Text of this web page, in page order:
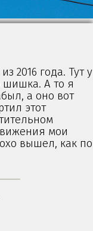
2016 года. Тут у
шишка. А то я
а оно вот
этот
мои
вышел, как по